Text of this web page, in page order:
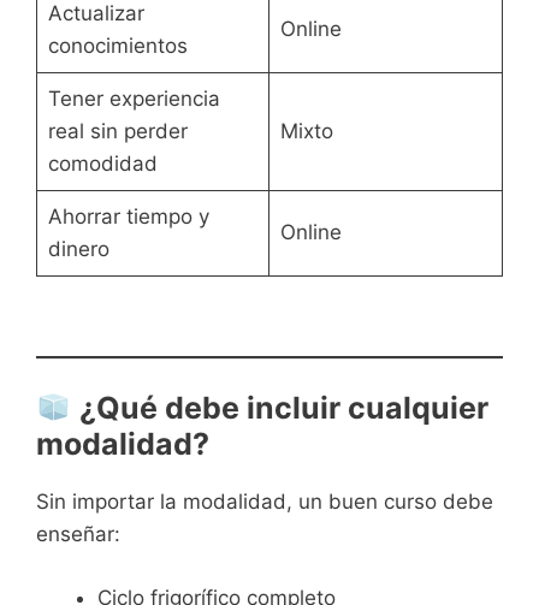
Actualizar
conocimientos
Online
Tener experiencia
real sin perder
comodidad
Mixto
Ahorrar tiempo y
dinero
Online
¿Qué debe incluir cualquier
modalidad?
Sin importar la modalidad, un buen curso debe
enseñar:
Ciclo frigorífico completo